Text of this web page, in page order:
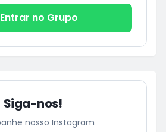
Entrar no Grupo
Siga-nos!
nosso Instagram